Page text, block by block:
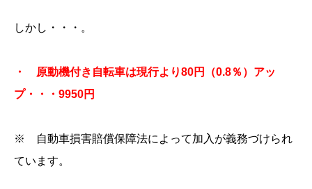
しかし・・・。
・ 原動機付き自転車は現行より80円（0.8％）アッ
プ・・・9950円
※ 自動車損害賠償保障法によって加入が義務づけられ
ています。